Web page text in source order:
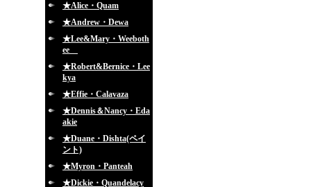
★Alice・Quam
★Andrew・Dewa
★Lee&Mary・Weeboth
ee
★Robert&Bernice・Lee
kya
★Effie・Calavaza
★Dennis＆Nancy・Eda
akie
★Duane・Dishta(ペイ
ント)
★Myron・Panteah
★Dickie・Quandelacy